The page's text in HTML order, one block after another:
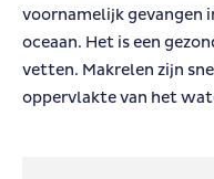
voornamelijk gevangen
oceaan. Het is een
vetten. Makrelen zijn
oppervlakte van het